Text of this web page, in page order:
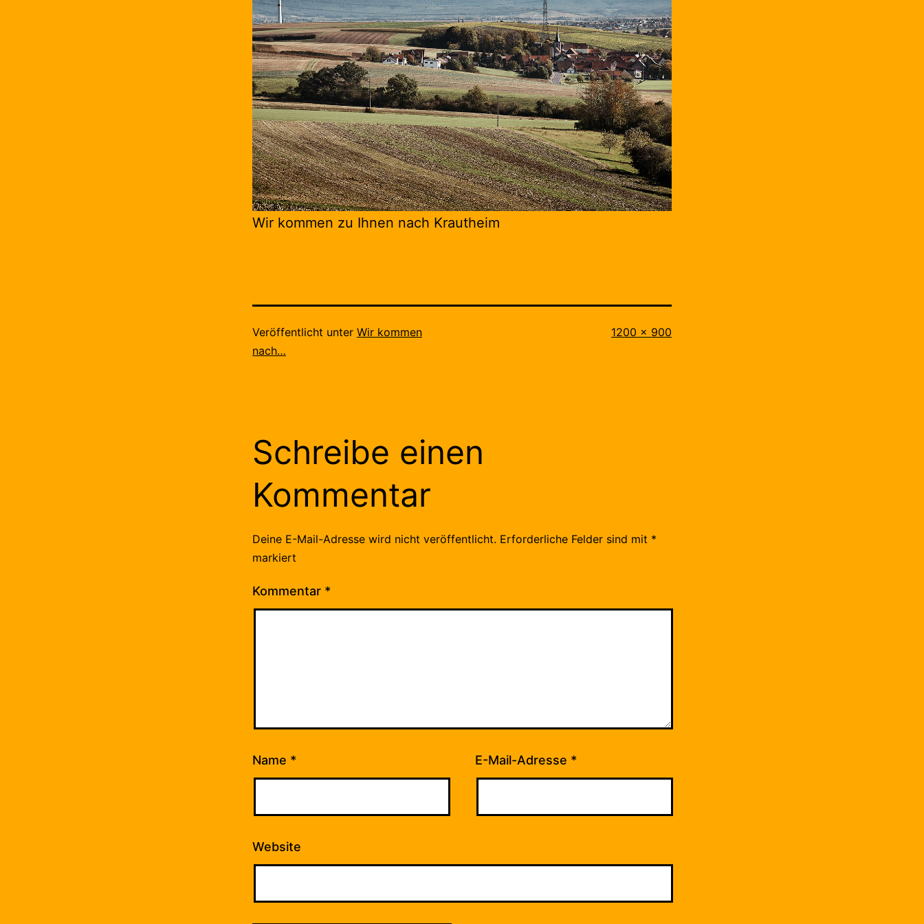
Wir kommen zu Ihnen nach Krautheim
Veröffentlicht unter Wir kommen
nach…
Originalgröße
1200 × 900
Schreibe einen
Kommentar
Deine E-Mail-Adresse wird nicht veröffentlicht. Erforderliche Felder sind mit *
markiert
Kommentar *
Name * E-Mail-Adresse *
Website